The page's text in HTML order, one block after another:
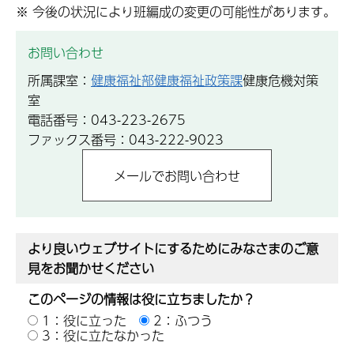
※ 今後の状況により班編成の変更の可能性があります。
お問い合わせ
所属課室： 健康福祉部健康福祉政策課健康危機対策
室
電話番号：043-223-2675
ファックス番号：043-222-9023
より良いウェブサイトにするためにみなさまのご意
見をお聞かせください
このページの情報は役に立ちましたか？
1：役に立った
2：ふつう
3：役に立たなかった